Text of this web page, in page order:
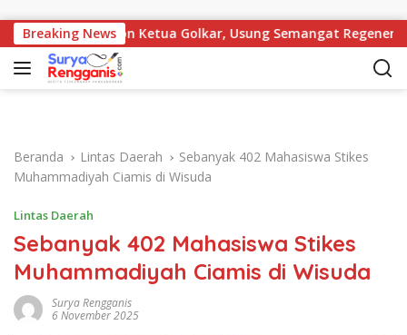
Breaking News
Bursa Calon Ketua Golkar, Usung Semangat Regenerasi
Beranda Lintas Daerah
Sebanyak 402 Mahasiswa Stikes
Muhammadiyah Ciamis di Wisuda
Lintas Daerah
Sebanyak 402 Mahasiswa Stikes
Muhammadiyah Ciamis di Wisuda
Surya Rengganis
6 November 2025